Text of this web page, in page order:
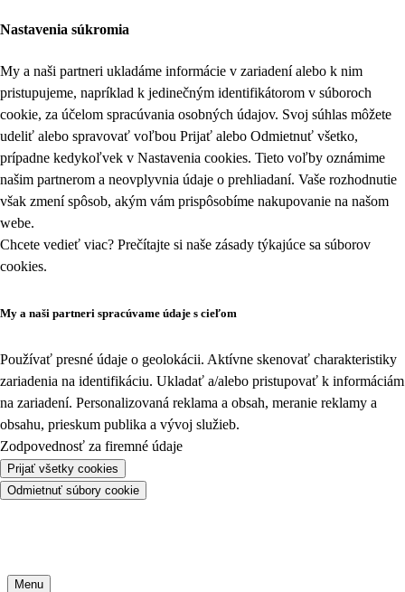
Nastavenia súkromia
My a naši partneri ukladáme informácie v zariadení alebo k nim
pristupujeme, napríklad k jedinečným identifikátorom v súboroch
cookie, za účelom spracúvania osobných údajov. Svoj súhlas môžete
udeliť alebo spravovať voľbou Prijať alebo Odmietnuť všetko,
prípadne kedykoľvek v Nastavenia cookies. Tieto voľby oznámime
našim partnerom a neovplyvnia údaje o prehliadaní. Vaše rozhodnutie
však zmení spôsob, akým vám prispôsobíme nakupovanie na našom
webe.
Chcete vedieť viac? Prečítajte si naše zásady týkajúce sa súborov
cookies.
My a naši partneri spracúvame údaje s cieľom
Používať presné údaje o geolokácii. Aktívne skenovať charakteristiky
zariadenia na identifikáciu. Ukladať a/alebo pristupovať k informáciám
na zariadení. Personalizovaná reklama a obsah, meranie reklamy a
obsahu, prieskum publika a vývoj služieb.
Zodpovednosť za firemné údaje
Prijať všetky cookies
Odmietnuť súbory cookie
Menu